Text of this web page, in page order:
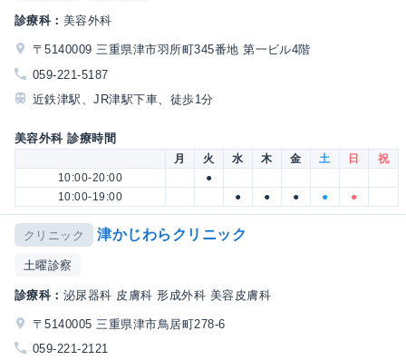
診療科： 美容外科
〒5140009 三重県津市羽所町345番地 第一ビル4階
059-221-5187
近鉄津駅、JR津駅下車、徒歩1分
美容外科 診療時間
月 火 水 木 金 土 日
祝
10:00-20:00
●
10:00-19:00
● ● ● ● ●
クリニック 津かじわらクリニック
土曜診察
診療科： 泌尿器科 皮膚科 形成外科 美容皮膚科
〒5140005 三重県津市鳥居町278-6
059-221-2121